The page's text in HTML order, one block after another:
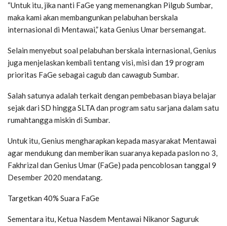
“Untuk itu, jika nanti FaGe yang memenangkan Pilgub Sumbar,
maka kami akan membangunkan pelabuhan berskala
internasional di Mentawai,” kata Genius Umar bersemangat.
Selain menyebut soal pelabuhan berskala internasional, Genius
juga menjelaskan kembali tentang visi, misi dan 19 program
prioritas FaGe sebagai cagub dan cawagub Sumbar.
Salah satunya adalah terkait dengan pembebasan biaya belajar
sejak dari SD hingga SLTA dan program satu sarjana dalam satu
rumahtangga miskin di Sumbar.
Untuk itu, Genius mengharapkan kepada masyarakat Mentawai
agar mendukung dan memberikan suaranya kepada paslon no 3,
Fakhrizal dan Genius Umar (FaGe) pada pencoblosan tanggal 9
Desember 2020 mendatang.
Targetkan 40% Suara FaGe
Sementara itu, Ketua Nasdem Mentawai Nikanor Saguruk